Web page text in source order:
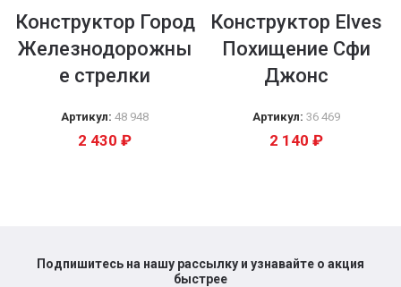
Конструктор Город
Железнодорожны
е стрелки
Артикул: 48 948
2 430 ₽
Конструктор Elves
Похищение Сфи
Джонс
Артикул: 36 469
2 140 ₽
Подпишитесь на нашу рассылку и узнавайте о акция
быстрее​